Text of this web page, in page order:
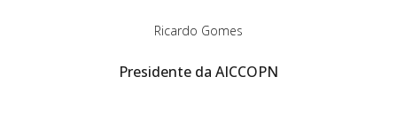
Ricardo Gomes
Presidente da AICCOPN